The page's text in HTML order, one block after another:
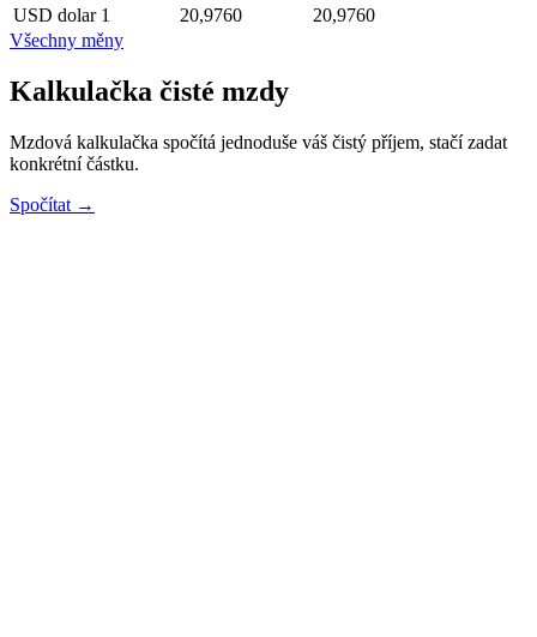
USD dolar 1 20,9760
20,9760
Všechny měny
Kalkulačka čisté mzdy
Mzdová kalkulačka spočítá jednoduše váš čistý příjem, stačí zadat
konkrétní částku.
Spočítat →